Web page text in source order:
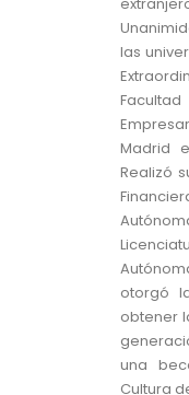
las
Madrid
Realizó
otorgó
obtener
una
Cultura